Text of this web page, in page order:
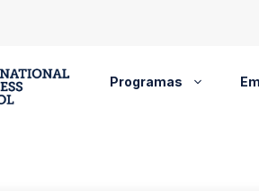
Programas